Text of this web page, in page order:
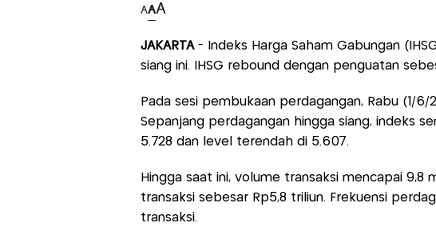
AAA
JAKARTA - Indeks Harga Saham Gabungan
siang ini. IHSG rebound dengan penguatan
Pada sesi pembukaan perdagangan, Rabu (1/
Sepanjang perdagangan hingga siang, indeks
5.728 dan level terendah di 5.607.
Hingga saat ini, volume transaksi mencapai 9,8
transaksi sebesar Rp5,8 triliun. Frekuensi
transaksi.